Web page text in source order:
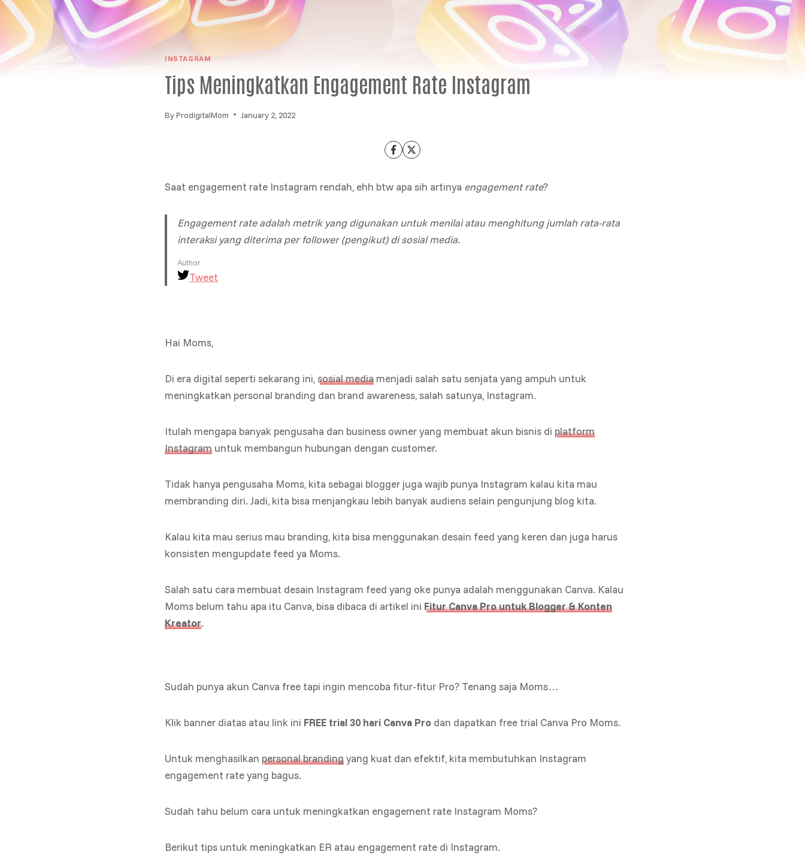
INSTAGRAM
Tips Meningkatkan Engagement Rate Instagram
ByProdigitalMom January 2, 2022
Saat engagement rate Instagram rendah, ehh btw apa sih artinya engagement rate?
Engagement rate adalah metrik yang digunakan untuk menilai atau menghitung jumlah rata-rata
interaksi yang diterima per follower (pengikut) di sosial media.
Author
Tweet
Hai Moms,
Di era digital seperti sekarang ini,sosial media menjadi salah satu senjata yang ampuh untuk
meningkatkan personal branding dan brand awareness, salah satunya, Instagram.
Itulah mengapa banyak pengusaha dan business owner yang membuat akun bisnis di platform
Instagram untuk membangun hubungan dengan customer.
Tidak hanya pengusaha Moms, kita sebagai blogger juga wajib punya Instagram kalau kita mau
membranding diri. Jadi, kita bisa menjangkau lebih banyak audiens selain pengunjung blog kita.
Kalau kita mau serius mau branding, kita bisa menggunakan desain feed yang keren dan juga harus
konsisten mengupdate feed ya Moms.
Salah satu cara membuat desain Instagram feed yang oke punya adalah menggunakan Canva. Kalau
Moms belum tahu apa itu Canva, bisa dibaca di artikel ini Fitur Canva Pro untuk Blogger & Konten
Kreator.
Sudah punya akun Canva free tapi ingin mencoba fitur-fitur Pro? Tenang saja Moms…
Klik banner diatas atau link ini FREE trial 30 hari Canva Pro dan dapatkan free trial Canva Pro Moms.
Untuk menghasilkan personal brandingyang kuat dan efektif, kita membutuhkan Instagram
engagement rate yang bagus.
Sudah tahu belum cara untuk meningkatkan engagement rate Instagram Moms?
Berikut tips untuk meningkatkan ER atau engagement rate di Instagram.